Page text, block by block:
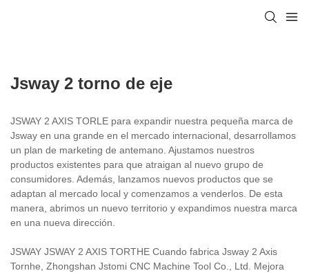
Jsway 2 torno de eje
JSWAY 2 AXIS TORLE para expandir nuestra pequeña marca de
Jsway en una grande en el mercado internacional, desarrollamos
un plan de marketing de antemano. Ajustamos nuestros
productos existentes para que atraigan al nuevo grupo de
consumidores. Además, lanzamos nuevos productos que se
adaptan al mercado local y comenzamos a venderlos. De esta
manera, abrimos un nuevo territorio y expandimos nuestra marca
en una nueva dirección.
JSWAY JSWAY 2 AXIS TORTHE Cuando fabrica Jsway 2 Axis
Tornhe, Zhongshan Jstomi CNC Machine Tool Co., Ltd. Mejora